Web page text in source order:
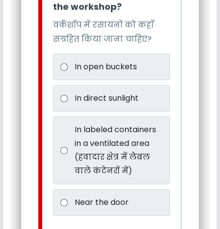
the workshop?
वर्कशॉप में रसायनों को कहाँ
संग्रहित किया जाना चाहिए?
In open buckets
In direct sunlight
In labeled containers
in a ventilated area
(हवादार क्षेत्र में लेबल
वाले कंटेनरों में)
Near the door